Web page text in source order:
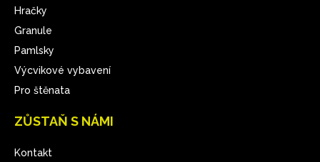
Hračky
Granule
Pamlsky
Výcvikové vybavení
Pro štěnata
ZŮSTAŇ S NÁMI
Kontakt